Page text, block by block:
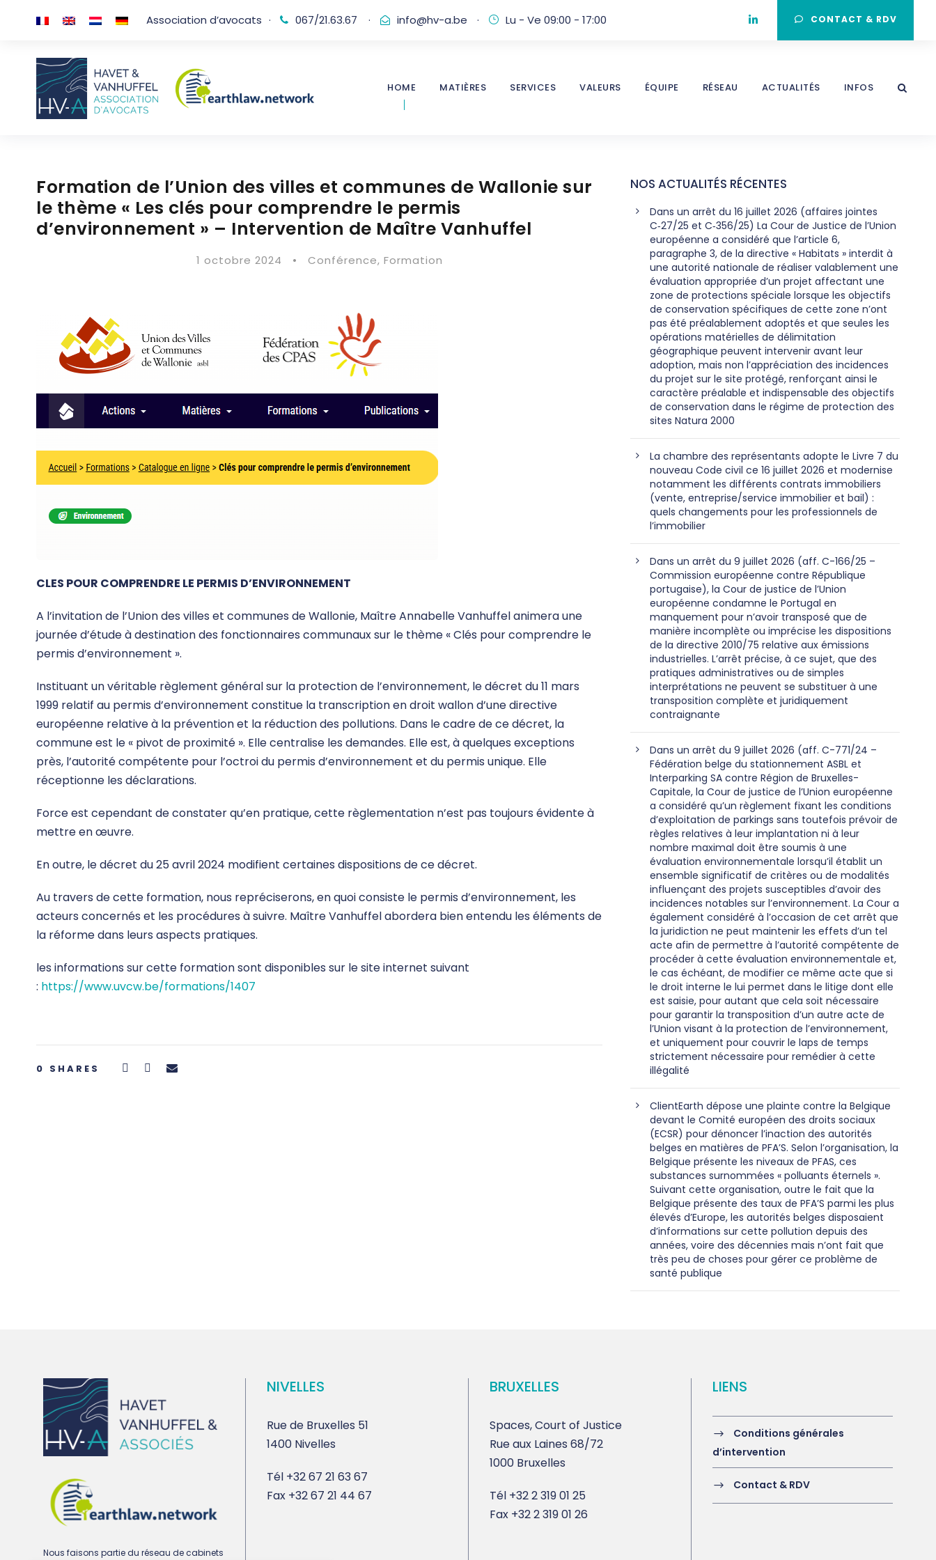
Association d’avocats · 067/21.63.67 · info@hv-a.be · Lu - Ve 09:00 - 17:00 CONTACT & RDV
HOME MATIÈRES SERVICES VALEURS ÉQUIPE RÉSEAU ACTUALITÉS INFOS
Formation de l’Union des villes et communes de Wallonie sur
le thème « Les clés pour comprendre le permis
d’environnement » – Intervention de Maître Vanhuffel
1 octobre 2024 • Conférence, Formation
CLES POUR COMPRENDRE LE PERMIS D’ENVIRONNEMENT
A l’invitation de l’Union des villes et communes de Wallonie, Maître Annabelle Vanhuffel animera une
journée d’étude à destination des fonctionnaires communaux sur le thème « Clés pour comprendre le
permis d’environnement ».
Instituant un véritable règlement général sur la protection de l’environnement, le décret du 11 mars
1999 relatif au permis d’environnement constitue la transcription en droit wallon d’une directive
européenne relative à la prévention et la réduction des pollutions. Dans le cadre de ce décret, la
commune est le « pivot de proximité ». Elle centralise les demandes. Elle est, à quelques exceptions
près, l’autorité compétente pour l’octroi du permis d’environnement et du permis unique. Elle
réceptionne les déclarations.
Force est cependant de constater qu’en pratique, cette règlementation n’est pas toujours évidente à
mettre en œuvre.
En outre, le décret du 25 avril 2024 modifient certaines dispositions de ce décret.
Au travers de cette formation, nous repréciserons, en quoi consiste le permis d’environnement, les
acteurs concernés et les procédures à suivre. Maître Vanhuffel abordera bien entendu les éléments de
la réforme dans leurs aspects pratiques.
les informations sur cette formation sont disponibles sur le site internet suivant
: https://www.uvcw.be/formations/1407
0 SHARES
NOS ACTUALITÉS RÉCENTES
Dans un arrêt du 16 juillet 2026 (affaires jointes
C‑27/25 et C‑356/25) La Cour de Justice de l’Union
européenne a considéré que l’article 6,
paragraphe 3, de la directive « Habitats » interdit à
une autorité nationale de réaliser valablement une
évaluation appropriée d’un projet affectant une
zone de protections spéciale lorsque les objectifs
de conservation spécifiques de cette zone n’ont
pas été préalablement adoptés et que seules les
opérations matérielles de délimitation
géographique peuvent intervenir avant leur
adoption, mais non l’appréciation des incidences
du projet sur le site protégé, renforçant ainsi le
caractère préalable et indispensable des objectifs
de conservation dans le régime de protection des
sites Natura 2000
La chambre des représentants adopte le Livre 7 du
nouveau Code civil ce 16 juillet 2026 et modernise
notamment les différents contrats immobiliers
(vente, entreprise/service immobilier et bail) :
quels changements pour les professionnels de
l’immobilier
Dans un arrêt du 9 juillet 2026 (aff. C-166/25 –
Commission européenne contre République
portugaise), la Cour de justice de l’Union
européenne condamne le Portugal en
manquement pour n’avoir transposé que de
manière incomplète ou imprécise les dispositions
de la directive 2010/75 relative aux émissions
industrielles. L’arrêt précise, à ce sujet, que des
pratiques administratives ou de simples
interprétations ne peuvent se substituer à une
transposition complète et juridiquement
contraignante
Dans un arrêt du 9 juillet 2026 (aff. C-771/24 –
Fédération belge du stationnement ASBL et
Interparking SA contre Région de Bruxelles-
Capitale, la Cour de justice de l’Union européenne
a considéré qu’un règlement fixant les conditions
d’exploitation de parkings sans toutefois prévoir de
règles relatives à leur implantation ni à leur
nombre maximal doit être soumis à une
évaluation environnementale lorsqu’il établit un
ensemble significatif de critères ou de modalités
influençant des projets susceptibles d’avoir des
incidences notables sur l’environnement. La Cour a
également considéré à l’occasion de cet arrêt que
la juridiction ne peut maintenir les effets d’un tel
acte afin de permettre à l’autorité compétente de
procéder à cette évaluation environnementale et,
le cas échéant, de modifier ce même acte que si
le droit interne le lui permet dans le litige dont elle
est saisie, pour autant que cela soit nécessaire
pour garantir la transposition d’un autre acte de
l’Union visant à la protection de l’environnement,
et uniquement pour couvrir le laps de temps
strictement nécessaire pour remédier à cette
illégalité
ClientEarth dépose une plainte contre la Belgique
devant le Comité européen des droits sociaux
(ECSR) pour dénoncer l’inaction des autorités
belges en matières de PFA’S. Selon l’organisation, la
Belgique présente les niveaux de PFAS, ces
substances surnommées « polluants éternels ».
Suivant cette organisation, outre le fait que la
Belgique présente des taux de PFA’S parmi les plus
élevés d’Europe, les autorités belges disposaient
d’informations sur cette pollution depuis des
années, voire des décennies mais n’ont fait que
très peu de choses pour gérer ce problème de
santé publique
Nous faisons partie du réseau de cabinets
NIVELLES
Rue de Bruxelles 51
1400 Nivelles
Tél +32 67 21 63 67
Fax +32 67 21 44 67
BRUXELLES
Spaces, Court of Justice
Rue aux Laines 68/72
1000 Bruxelles
Tél +32 2 319 01 25
Fax +32 2 319 01 26
LIENS
Conditions générales
d’intervention
Contact & RDV